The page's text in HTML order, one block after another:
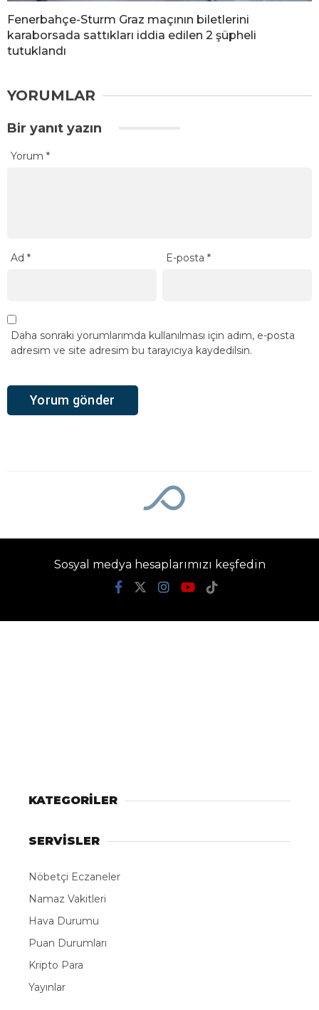
Fenerbahçe-Sturm Graz maçının biletlerini
karaborsada sattıkları iddia edilen 2 şüpheli
tutuklandı
YORUMLAR
Bir yanıt yazın
Yorum *
Ad * E-posta*
Daha sonraki yorumlarımda kullanılması için adım, e-posta
adresim ve site adresim bu tarayıcıya kaydedilsin.
Sosyal medya hesaplarımızı keşfedin
KATEGORİLER
SERVİSLER
Nöbetçi Eczaneler
Namaz Vakitleri
Hava Durumu
Puan Durumları
Kripto Para
Yayınlar